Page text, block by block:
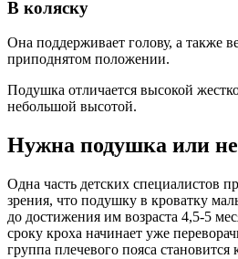
В коляску
Она поддерживает голову, а также
приподнятом положении.
Подушка отличается высокой
небольшой высотой.
Нужна подушка или
Одна часть детских специалистов
зрения, что подушку в кроватку
до достижения им возраста 4,5-5
сроку кроха начинает уже
группа плечевого пояса становится